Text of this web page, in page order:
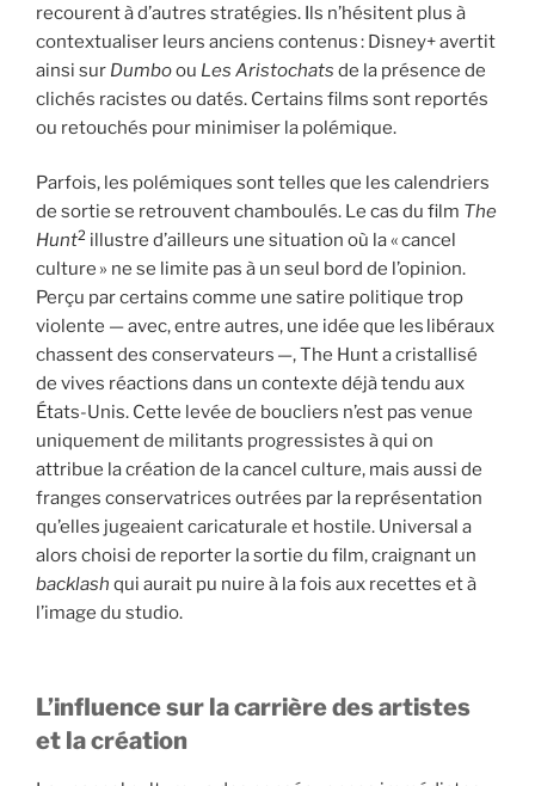
recourent à d’autres stratégies. Ils n’hésitent plus à
contextualiser leurs anciens contenus : Disney+ avertit
ainsi sur Dumboou Les Aristochats de la présence de
clichés racistes ou datés. Certains films sont reportés
ou retouchés pour minimiser la polémique.
Parfois, les polémiques sont telles que les calendriers
de sortie se retrouvent chamboulés. Le cas du film The
Hunt2 illustre d’ailleurs une situation où la « cancel
culture » ne se limite pas à un seul bord de l’opinion.
Perçu par certains comme une satire politique trop
violente — avec, entre autres, une idée que les libéraux
chassent des conservateurs —, The Hunt a cristallisé
de vives réactions dans un contexte déjà tendu aux
États-Unis. Cette levée de boucliers n’est pas venue
uniquement de militants progressistes à qui on
attribue la création de la cancel culture, mais aussi de
franges conservatrices outrées par la représentation
qu’elles jugeaient caricaturale et hostile. Universal a
alors choisi de reporter la sortie du film, craignant un
backlash qui aurait pu nuire à la fois aux recettes et à
l’image du studio.
L’influence sur la carrière des artistes
et la création